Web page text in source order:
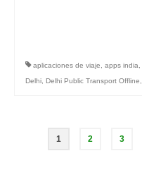
aplicaciones de viaje apps india
Delhi Delhi Public Transport Offline
Paginación
1 2 3